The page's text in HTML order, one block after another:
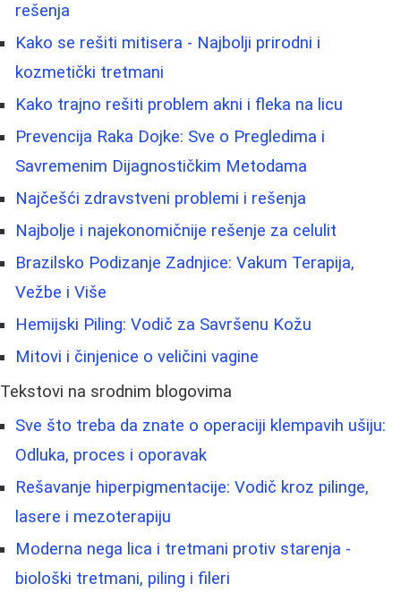
rešenja
Kako se rešiti mitisera - Najbolji prirodni i
kozmetički tretmani
Kako trajno rešiti problem akni i fleka na licu
Prevencija Raka Dojke: Sve o Pregledima i
Savremenim Dijagnostičkim Metodama
Najčešći zdravstveni problemi i rešenja
Najbolje i najekonomičnije rešenje za celulit
Brazilsko Podizanje Zadnjice: Vakum Terapija,
Vežbe i Više
Hemijski Piling: Vodič za Savršenu Kožu
Mitovi i činjenice o veličini vagine
Tekstovi na srodnim blogovima
Sve što treba da znate o operaciji klempavih ušiju:
Odluka, proces i oporavak
Rešavanje hiperpigmentacije: Vodič kroz pilinge,
lasere i mezoterapiju
Moderna nega lica i tretmani protiv starenja -
biološki tretmani, piling i fileri